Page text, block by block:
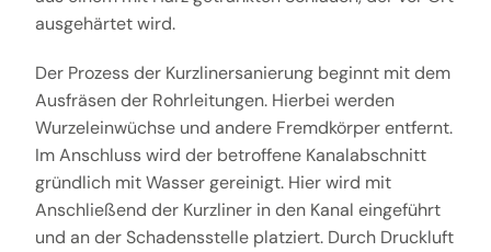
ausgehärtet wird.
Der Prozess der Kurzlinersanierung beginnt mit dem
Ausfräsen der Rohrleitungen. Hierbei werden
Wurzeleinwüchse und andere Fremdkörper entfernt.
Im Anschluss wird der betroffene Kanalabschnitt
gründlich mit Wasser gereinigt. Hier wird mit
Anschließend der Kurzliner in den Kanal eingeführt
und an der Schadensstelle platziert. Durch Druckluft